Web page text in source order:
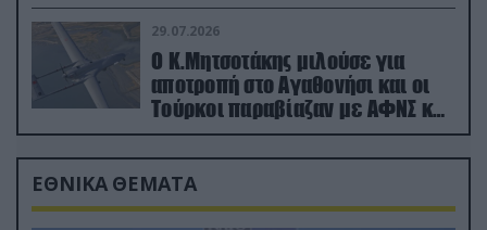
29.07.2026
Ο Κ.Μητσοτάκης μιλούσε για
αποτροπή στο Αγαθονήσι και οι
Τούρκοι παραβίαζαν με ΑΦΝΣ και
drone
ΕΘΝΙΚΑ ΘΕΜΑΤΑ